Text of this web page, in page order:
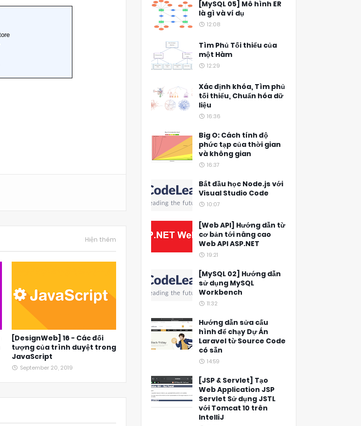
Hiện thêm
[DesignWeb] 16 - Các đối
tượng của trình duyệt trong
JavaScript
September 20, 2019
[MySQL 05] Mô hình ER
là gì và ví dụ
12:08
Tìm Phủ Tối thiểu của
một Hàm
12:29
Xác định khóa, Tìm phủ
tối thiểu, Chuẩn hóa dữ
liệu
16:36
Big O: Cách tính độ
phức tạp của thời gian
và không gian
16:37
Bắt đầu học Node.js với
Visual Studio Code
10:07
[Web API] Hướng dẫn từ
cơ bản tới nâng cao
Web API ASP.NET
19:21
[MySQL 02] Hướng dẫn
sử dụng MySQL
Workbench
11:32
Hướng dẫn sửa cấu
hình để chạy Dự Án
Laravel từ Source Code
có sẵn
14:59
[JSP & Servlet] Tạo
Web Application JSP
Servlet Sử dụng JSTL
với Tomcat 10 trên
IntelliJ